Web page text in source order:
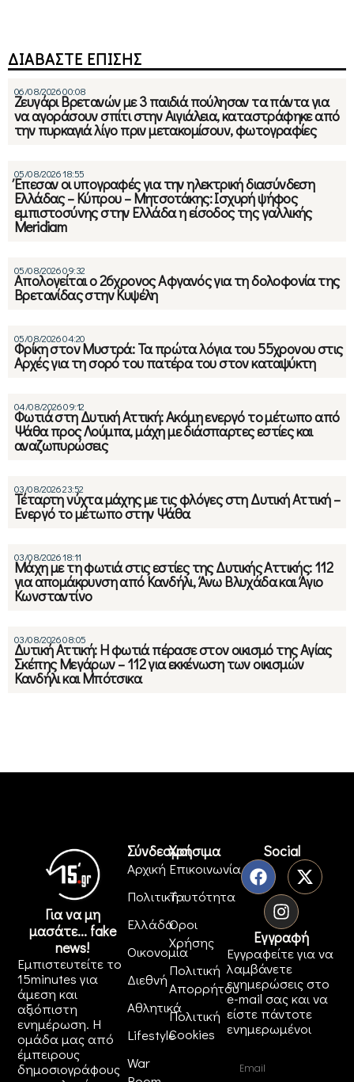
ΔΙΑΒΑΣΤΕ ΕΠΙΣΗΣ
06/08/2026 00:08
Ζευγάρι Βρετανών με 3 παιδιά πούλησαν τα πάντα για
να αγοράσουν σπίτι στην Αιγιάλεια, καταστράφηκε από
την πυρκαγιά λίγο πριν μετακομίσουν, φωτογραφίες
05/08/2026 18:55
Έπεσαν οι υπογραφές για την ηλεκτρική διασύνδεση
Ελλάδας – Κύπρου – Μητσοτάκης: Ισχυρή ψήφος
εμπιστοσύνης στην Ελλάδα η είσοδος της γαλλικής
Meridiam
05/08/2026 09:32
Απολογείται ο 26χρονος Αφγανός για τη δολοφονία της
Βρετανίδας στην Κυψέλη
05/08/2026 04:20
Φρίκη στον Μυστρά: Τα πρώτα λόγια του 55χρονου στις
Αρχές για τη σορό του πατέρα του στον καταψύκτη
04/08/2026 09:12
Φωτιά στη Δυτική Αττική: Ακόμη ενεργό το μέτωπο από
Ψάθα προς Λούμπα, μάχη με διάσπαρτες εστίες και
αναζωπυρώσεις
03/08/2026 23:52
Τέταρτη νύχτα μάχης με τις φλόγες στη Δυτική Αττική –
Ενεργό το μέτωπο στην Ψάθα
03/08/2026 18:11
Μάχη με τη φωτιά στις εστίες της Δυτικής Αττικής: 112
για απομάκρυνση από Κανδήλι, Άνω Βλυχάδα και Άγιο
Κωνσταντίνο
03/08/2026 08:05
Δυτική Αττική: H φωτιά πέρασε στον οικισμό της Αγίας
Σκέπης Μεγάρων – 112 για εκκένωση των οικισμών
Κανδήλι και Μπότσικα
Για να μη
μασάτε... fake
news!
Εμπιστευτείτε το
15minutes για
άμεση και
αξιόπιστη
ενημέρωση. Η
ομάδα μας από
έμπειρους
δημοσιογράφους
Σύνδεσμοι
Αρχική
Πολιτική
Ελλάδα
Οικονομία
Διεθνή
Αθλητικά
Lifestyle
War
Χρήσιμα
Επικοινωνία
Ταυτότητα
Όροι
Χρήσης
Πολιτική
Απορρήτου
Πολιτική
Cookies
Social
Εγγραφή
Εγγραφείτε για να
λαμβάνετε
ενημερώσεις στο
e-mail σας και να
είστε πάντοτε
ενημερωμένοι